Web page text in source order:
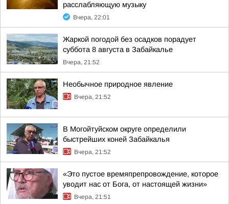
расслабляющую музыку
Вчера, 22:01
Жаркой погодой без осадков порадует
суббота 8 августа в Забайкалье
Вчера, 21:52
Необычное природное явление
Вчера, 21:52
В Могойтуйском округе определили
быстрейших коней Забайкалья
Вчера, 21:52
«Это пустое времяпрепровождение, которое
уводит нас от Бога, от настоящей жизни»
Вчера, 21:51